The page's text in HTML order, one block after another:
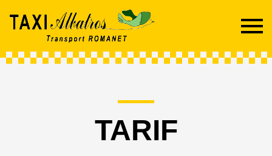
TARIF